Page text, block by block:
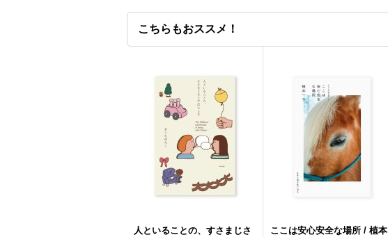
こちらもおススメ！
人といることの、すさまじさ
ここは安心安全な場所 / 植本